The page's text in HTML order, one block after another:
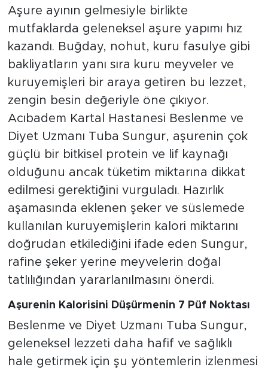
Aşure ayının gelmesiyle birlikte
mutfaklarda geleneksel aşure yapımı hız
kazandı. Buğday, nohut, kuru fasulye gibi
bakliyatların yanı sıra kuru meyveler ve
kuruyemişleri bir araya getiren bu lezzet,
zengin besin değeriyle öne çıkıyor.
Acıbadem Kartal Hastanesi Beslenme ve
Diyet Uzmanı Tuba Sungur, aşurenin çok
güçlü bir bitkisel protein ve lif kaynağı
olduğunu ancak tüketim miktarına dikkat
edilmesi gerektiğini vurguladı. Hazırlık
aşamasında eklenen şeker ve süslemede
kullanılan kuruyemişlerin kalori miktarını
doğrudan etkilediğini ifade eden Sungur,
rafine şeker yerine meyvelerin doğal
tatlılığından yararlanılmasını önerdi.
Aşurenin Kalorisini Düşürmenin 7 Püf Noktası
Beslenme ve Diyet Uzmanı Tuba Sungur,
geleneksel lezzeti daha hafif ve sağlıklı
hale getirmek için şu yöntemlerin izlenmesi